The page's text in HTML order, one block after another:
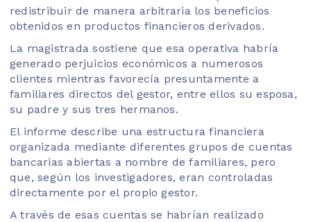
redistribuir de manera arbitraria los beneficios
obtenidos en productos financieros derivados.
La magistrada sostiene que esa operativa habría
generado perjuicios económicos a numerosos
clientes mientras favorecía presuntamente a
familiares directos del gestor, entre ellos su esposa,
su padre y sus tres hermanos.
El informe describe una estructura financiera
organizada mediante diferentes grupos de cuentas
bancarias abiertas a nombre de familiares, pero
que, según los investigadores, eran controladas
directamente por el propio gestor.
A través de esas cuentas se habrían realizado